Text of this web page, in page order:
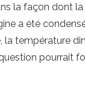
la façon dont
a été
la température
pourrait